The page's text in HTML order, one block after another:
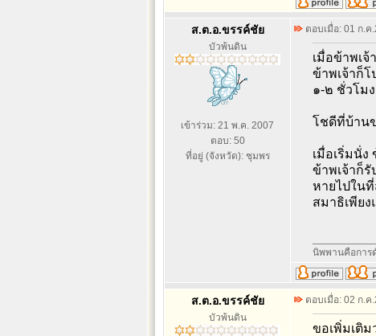
ส.ต.อ.ขรรค์ชัย
บัวพ้นดิน
เข้าร่วม: 21 พ.ค. 2007
ตอบ: 50
ที่อยู่ (จังหวัด): ชุมพร
ตอบเมื่อ: 01 ก.ค
เมื่อข้าพเจ้
ข้าพเจ้าก็
๑-๒ ชั่วโมง
โชดีที่บ้าน
เมื่อเริ่มนั่ง
ข้าพเจ้าก็รั
หายไปใน
สมาธิเพีย
นิพพานคือการ
ส.ต.อ.ขรรค์ชัย
บัวพ้นดิน
ตอบเมื่อ: 02 ก.ค
ขอเพิ่มเติ